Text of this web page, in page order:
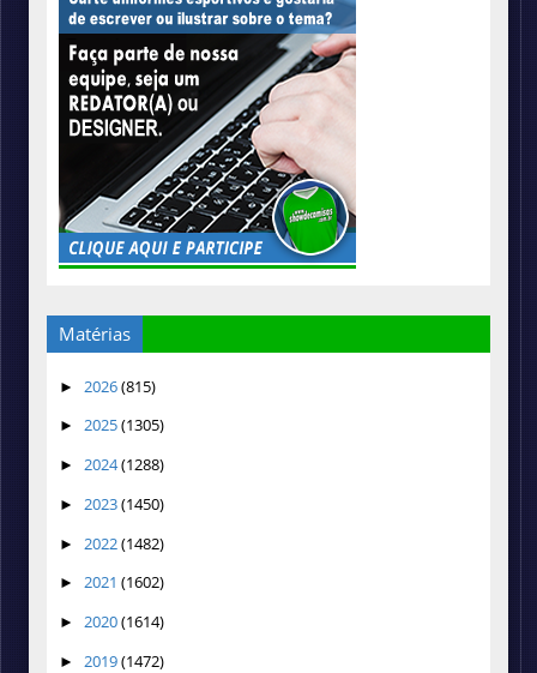
Matérias
► 2026(815)
► 2025(1305)
► 2024(1288)
► 2023(1450)
► 2022(1482)
► 2021 (1602)
► 2020(1614)
► 2019(1472)